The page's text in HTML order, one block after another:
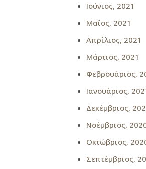
Ιούνιος, 2021
Μαϊος, 2021
Απρίλιος, 2021
Μάρτιος, 2021
Φεβρουάριος,
Ιανουάριος,
Δεκέμβριος,
Νοέμβριος,
Οκτώβριος,
Σεπτέμβριος,